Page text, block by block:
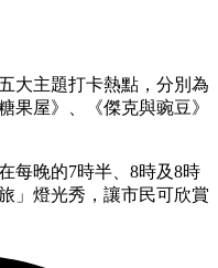
大主題打卡熱點，分別為
果屋》、《傑克與豌豆》
每晚的7時半、8時及8時
」燈光秀，讓市民可欣賞